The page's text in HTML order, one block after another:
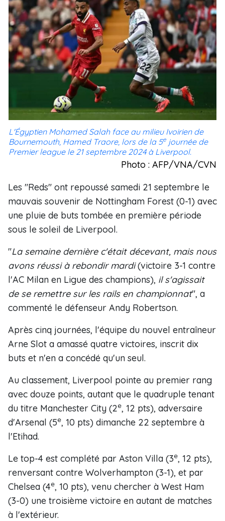
L'Égyptien Mohamed Salah face au milieu Ivoirien de
Bournemouth, Hamed Traore, lors de la 5e journée de
Premier league le 21 septembre 2024 à Liverpool.
Photo : AFP/VNA/CVN
Les "Reds" ont repoussé samedi 21 septembre le
mauvais souvenir de Nottingham Forest (0-1) avec
une pluie de buts tombée en première période
sous le soleil de Liverpool.
"La semaine dernière c'était décevant, mais nous
avons réussi à rebondir mardi(victoire 3-1 contre
l'AC Milan en Ligue des champions), il s'agissait
de se remettre sur les rails en championnat", a
commenté le défenseur Andy Robertson.
Après cinq journées, l'équipe du nouvel entraîneur
Arne Slot a amassé quatre victoires, inscrit dix
buts et n'en a concédé qu'un seul.
Au classement, Liverpool pointe au premier rang
avec douze points, autant que le quadruple tenant
du titre Manchester City (2e, 12 pts), adversaire
d'Arsenal (5e, 10 pts) dimanche 22 septembre à
l'Etihad.
Le top-4 est complété par Aston Villa (3e, 12 pts),
renversant contre Wolverhampton (3-1), et par
Chelsea (4e, 10 pts), venu chercher à West Ham
(3-0) une troisième victoire en autant de matches
à l'extérieur.